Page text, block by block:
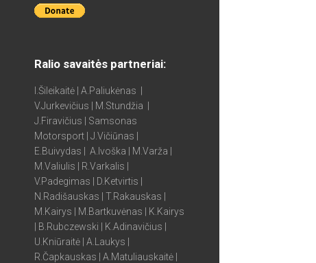
Ralio savaitės partneriai:
I.Šileikaitė | A.Paliukėnas |
V.Jurkevičius | M.Stundžia |
J.Firavičius | Samsonas
Motorsport | J.Vičiūnas |
E.Buivydas | A.Ivoška | M.Varža |
M.Valiulis | R.Varkalis |
V.Padegimas | D.Ketvirtis |
N.Radišauskas | T.Rakauskas |
M.Kairys | M.Bartkuvėnas | K.Kairys
| B.Rubczewski | K.Adinavičius |
U.Kniūraitė | A.Laukys |
R.Čapkauskas | A.Matuliauskaitė |